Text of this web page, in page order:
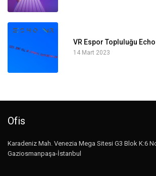
VR Espor Topluluğu
14 Mart 2023
Ofis
Karadeniz Mah. Venezia Mega Sitesi G3 Blok K:6
Gaziosmanpaşa-İstanbul